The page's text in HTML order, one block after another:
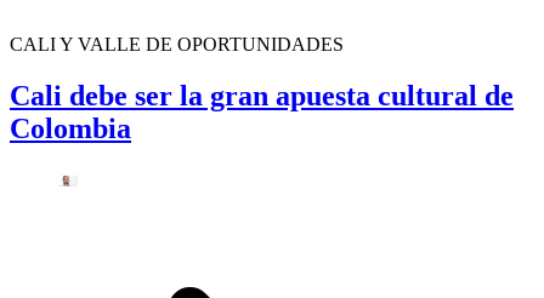
CALI Y VALLE DE OPORTUNIDADES
Cali debe ser la gran apuesta cultural de
Colombia